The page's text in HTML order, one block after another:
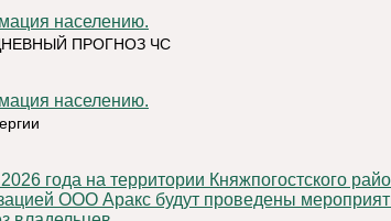
населению.
ПРОГНОЗ ЧС
населению.
ООО Аракс будут проведены